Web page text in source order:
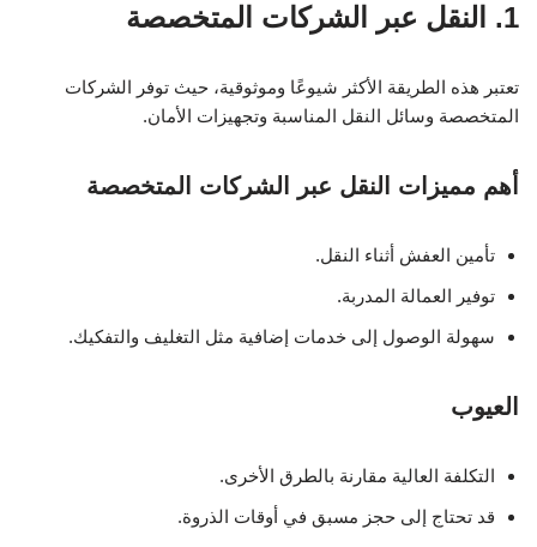
1. النقل عبر الشركات المتخصصة
تعتبر هذه الطريقة الأكثر شيوعًا وموثوقية، حيث توفر الشركات
المتخصصة وسائل النقل المناسبة وتجهيزات الأمان.
أهم مميزات النقل عبر الشركات المتخصصة
تأمين العفش أثناء النقل.
توفير العمالة المدربة.
سهولة الوصول إلى خدمات إضافية مثل التغليف والتفكيك.
العيوب
التكلفة العالية مقارنة بالطرق الأخرى.
قد تحتاج إلى حجز مسبق في أوقات الذروة.